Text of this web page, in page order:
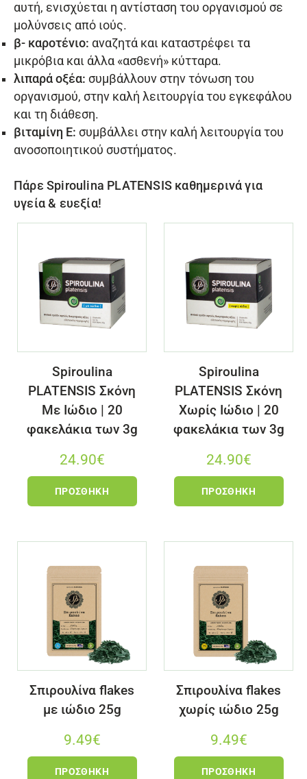
αυτή, ενισχύεται η αντίσταση του οργανισμού σε
μολύνσεις από ιούς.
β- καροτένιο: αναζητά και καταστρέφει τα
μικρόβια και άλλα «ασθενή» κύτταρα.
λιπαρά οξέα: συμβάλλουν στην τόνωση του
οργανισμού, στην καλή λειτουργία του εγκεφάλου
και τη διάθεση.
βιταμίνη Ε: συμβάλλει στην καλή λειτουργία του
ανοσοποιητικού συστήματος.
Πάρε Spiroulina PLATENSIS καθημερινά για
υγεία & ευεξία!
Spiroulina
PLATENSIS Σκόνη
Με Ιώδιο | 20
φακελάκια των 3g
24.90€
ΠΡΟΣΘΉΚΗ
Spiroulina
PLATENSIS Σκόνη
Χωρίς Ιώδιο | 20
φακελάκια των 3g
24.90€
ΠΡΟΣΘΉΚΗ
Σπιρουλίνα flakes
με ιώδιο 25g
9.49€
ΠΡΟΣΘΉΚΗ
Σπιρουλίνα flakes
χωρίς ιώδιο 25g
9.49€
ΠΡΟΣΘΉΚΗ